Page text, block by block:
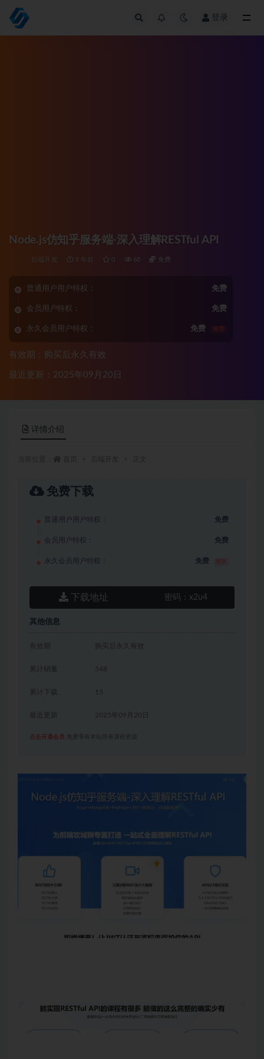
登录
Node.js仿知乎服务端-深入理解RESTful API
后端开发 3 年前 0 68 免费
普通用户用户特权： 免费
会员用户特权： 免费
永久会员用户特权： 免费 推荐
有效期：购买后永久有效
最近更新：2025年09月20日
详情介绍
免费下载
普通用户用户特权： 免费
会员用户特权： 免费
永久会员用户特权： 免费
下载地址 密码： x2u4
其他信息
有效期 购买后永久有效
累计销量 548
累计下载 15
2025年09月20日
点击开通会员 免费享有本站所有课程资源